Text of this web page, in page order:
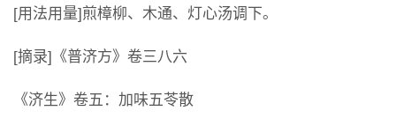
[用法用量]煎樟柳、木通、灯心汤调下。
[摘录]《普济方》卷三八六
《济生》卷五：加味五苓散